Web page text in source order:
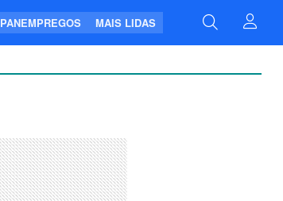
PANEMPREGOS MAIS LIDAS